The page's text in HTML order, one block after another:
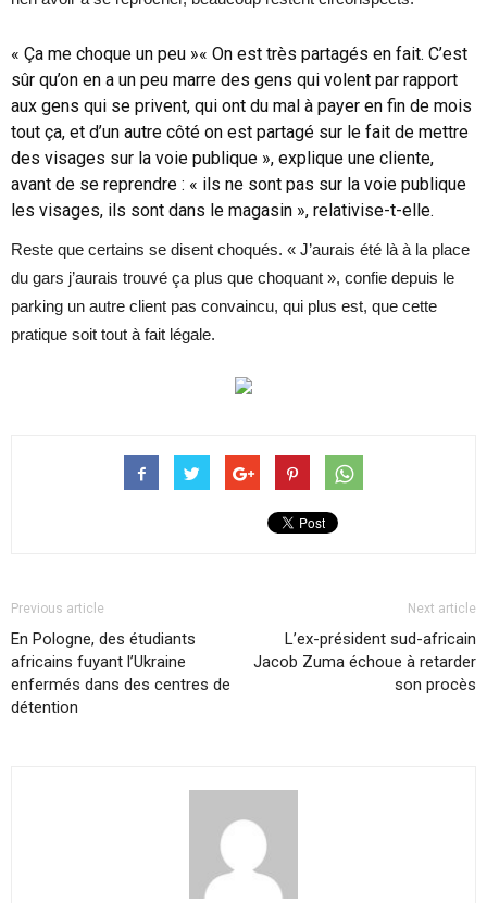
« Ça me choque un peu »« On est très partagés en fait. C’est
sûr qu’on en a un peu marre des gens qui volent par rapport
aux gens qui se privent, qui ont du mal à payer en fin de mois
tout ça, et d’un autre côté on est partagé sur le fait de mettre
des visages sur la voie publique », explique une cliente,
avant de se reprendre : « ils ne sont pas sur la voie publique
les visages, ils sont dans le magasin », relativise-t-elle.
Reste que certains se disent choqués. « J’aurais été là à la place
du gars j’aurais trouvé ça plus que choquant », confie depuis le
parking un autre client pas convaincu, qui plus est, que cette
pratique soit tout à fait légale.
Previous article
En Pologne, des étudiants
africains fuyant l’Ukraine
enfermés dans des centres de
détention
Next article
L’ex-président sud-africain
Jacob Zuma échoue à retarder
son procès